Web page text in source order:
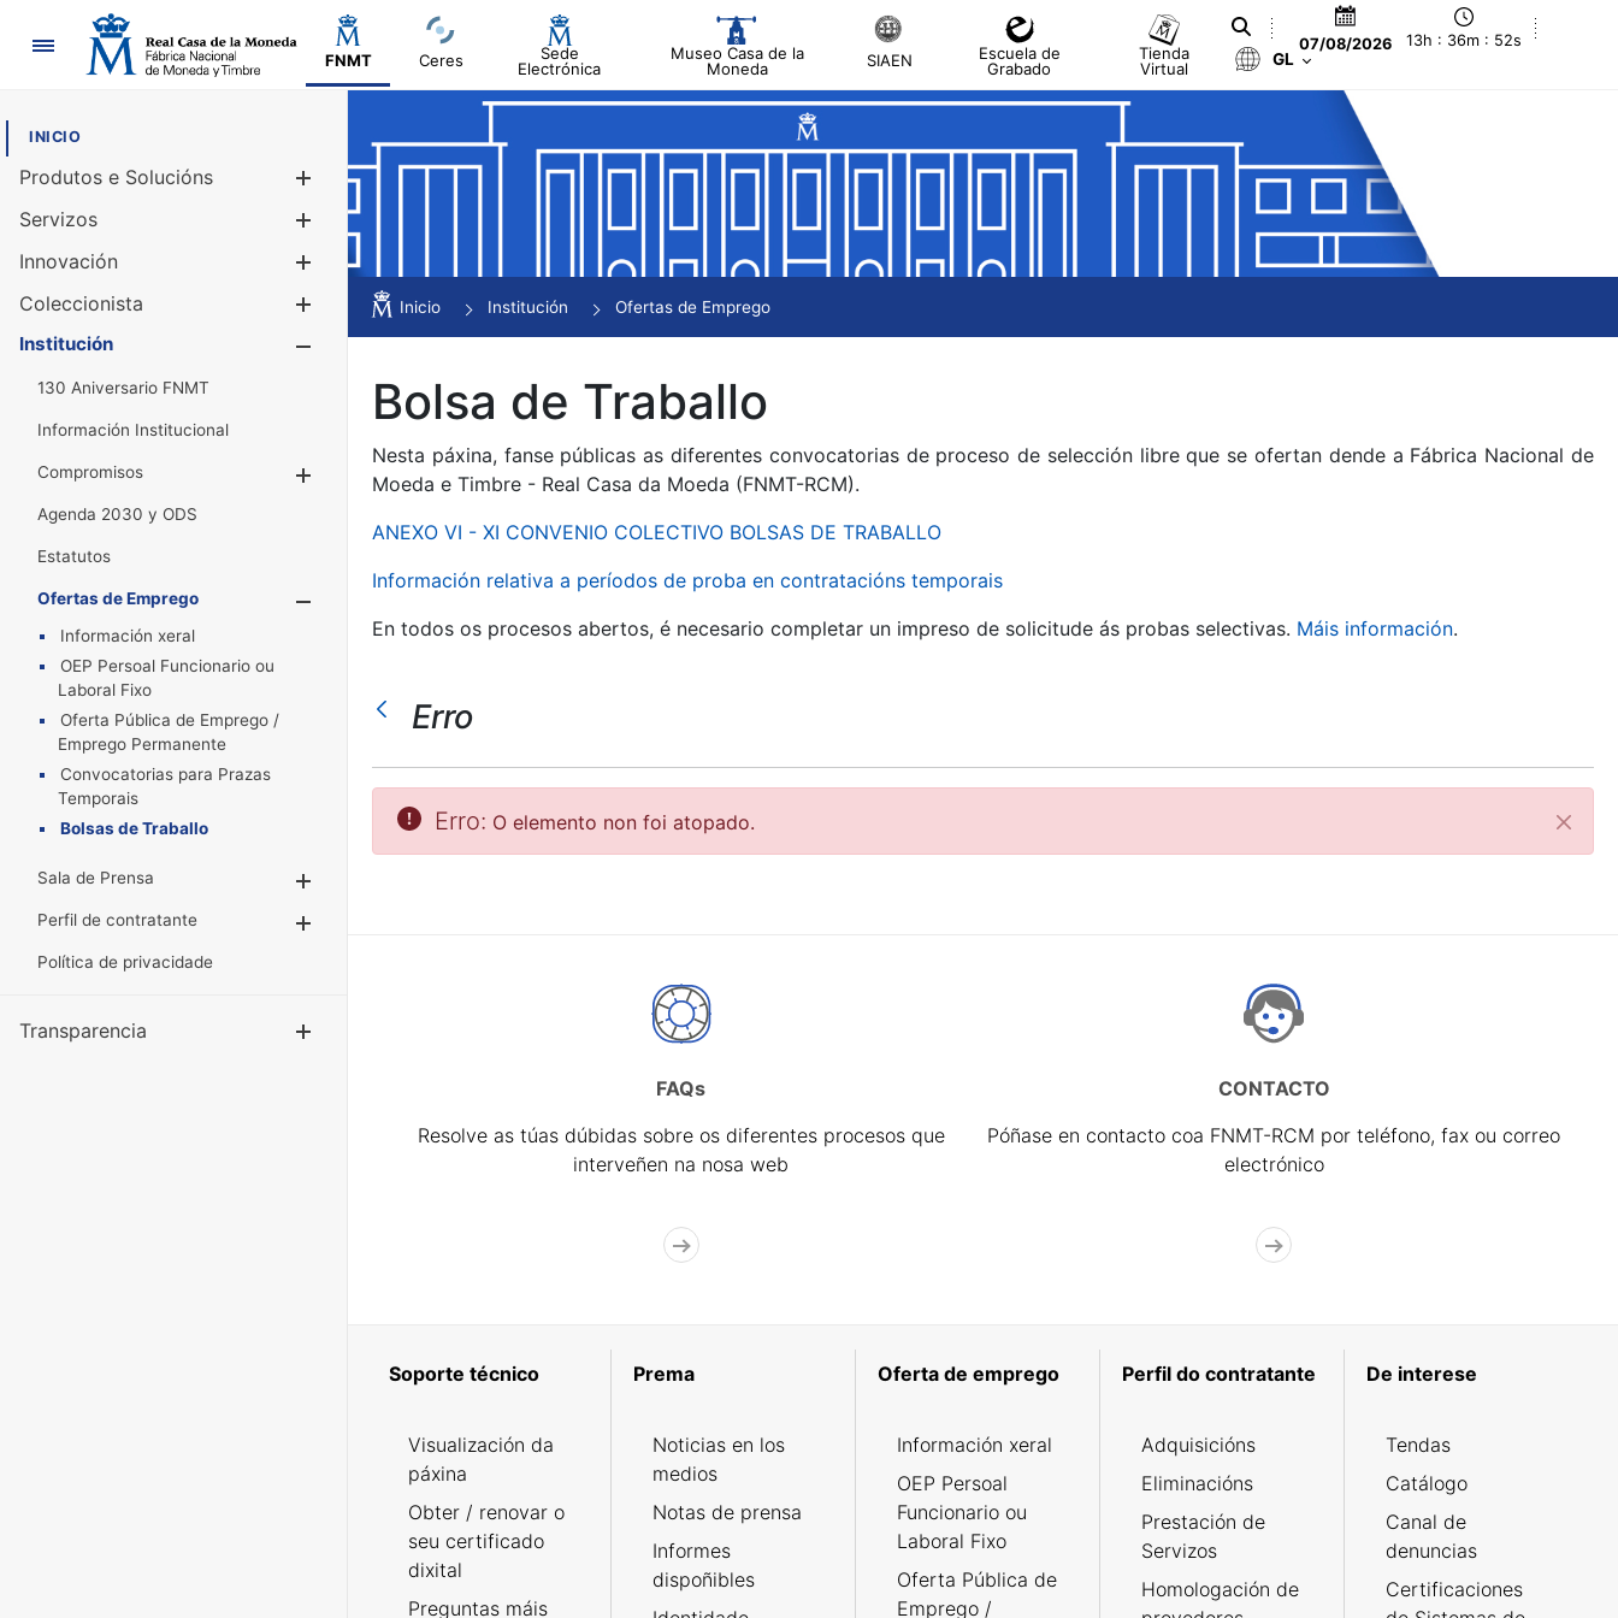
Navegación
FNMT Ceres
Sede
Electrónica
Museo Casa de la
Moneda
SIAEN
Escuela de
Grabado
Tienda
Virtual
07/08/2026 13h : 36m : 52s
GL
INICIO
Produtos e Solucións
Mostrar/Ocultar
Servizos
Innovación
Coleccionista
Mostrar/Ocultar
Institución
130 Aniversario FNMT
Información Institucional
Compromisos
Mostrar/Ocultar
Agenda 2030 y ODS
Estatutos
Ofertas de Emprego
Información xeral
OEP Persoal Funcionario ou
Laboral Fixo
Oferta Pública de Emprego /
Emprego Permanente
Convocatorias para Prazas
Temporais
Bolsas de Traballo
Sala de Prensa
Perfil de contratante
Política de privacidade
Transparencia
Inicio Institución Ofertas de Emprego
Bolsa de Traballo
Nesta páxina, fanse públicas as diferentes convocatorias de proceso de selección libre que se ofertan dende a Fábrica Nacional de
Moeda e Timbre - Real Casa da Moeda (FNMT-RCM).
ANEXO VI - XI CONVENIO COLECTIVO BOLSAS DE TRABALLO
Información relativa a períodos de proba en contratacións temporais
En todos os procesos abertos, é necesario completar un impreso de solicitude ás probas selectivas. Máis información.
Erro
Erro: O elemento non foi atopado.
FAQs
Resolve as túas dúbidas sobre os diferentes procesos que
interveñen na nosa web
CONTACTO
Póñase en contacto coa FNMT-RCM por teléfono, fax ou correo
electrónico
Soporte técnico
Visualización da
páxina
Obter / renovar o
seu certificado
dixital
Preguntas máis
Prema
Noticias en los
medios
Notas de prensa
Informes
dispoñibles
Oferta de emprego
Información xeral
OEP Persoal
Funcionario ou
Laboral Fixo
Oferta Pública de
Emprego /
Perfil do contratante
Adquisicións
Eliminacións
Prestación de
Servizos
Homologación de
De interese
Tendas
Catálogo
Canal de
denuncias
Certificaciones